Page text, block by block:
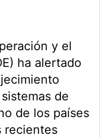
y el
ha alertado
de
de los países
recientes